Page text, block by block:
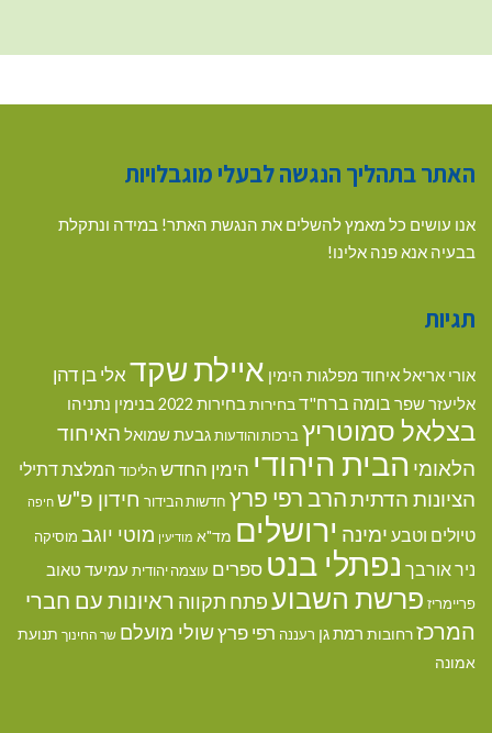
האתר בתהליך הנגשה לבעלי מוגבלויות
אנו עושים כל מאמץ להשלים את הנגשת האתר! במידה ונתקלת
בבעיה אנא פנה אלינו!
תגיות
אורי אריאלאיחוד מפלגות הימין איילת שקדאלי בן דהן
אליעזר שפר בומה ברח"דבחירות בחירות 2022 בנימין נתניהו
בצלאל סמוטריץ ברכות והודעותגבעת שמואל האיחוד
הלאומי הבית היהודי הימין החדשהליכוד המלצת דתילי
הציונות הדתיתהרב רפי פרץ חדשות הבידור חידון פ"ש חיפה
טיולים וטבע ימינה ירושלים מד"א מודיעין מוטי יוגב מוסיקה
ניר אורבך נפתלי בנט ספרים עוצמה יהודית עמיעד טאוב
פריימריז פרשת השבוע פתח תקווה ראיונות עם חברי
המרכזרחובות רמת גן רעננה רפי פרץשולי מועלם שר החינוך תנועת
אמונה